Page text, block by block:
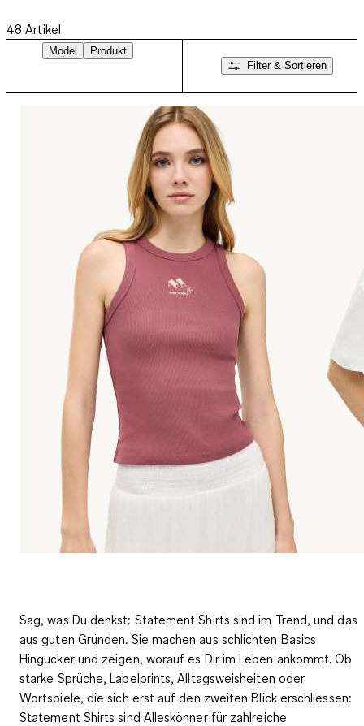
48 Artikel
Model
Produkt
Filter & Sortieren
Sag, was Du denkst: Statement Shirts sind im Trend, und das
aus guten Gründen. Sie machen aus schlichten Basics
Hingucker und zeigen, worauf es Dir im Leben ankommt. Ob
starke Sprüche, Labelprints, Alltagsweisheiten oder
Wortspiele, die sich erst auf den zweiten Blick erschliessen:
Statement Shirts sind Alleskönner für zahlreiche